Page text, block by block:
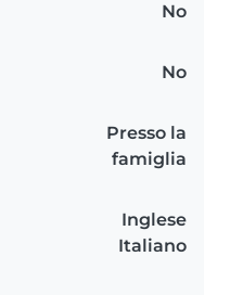
No
No
Presso la
famiglia
Inglese
Italiano